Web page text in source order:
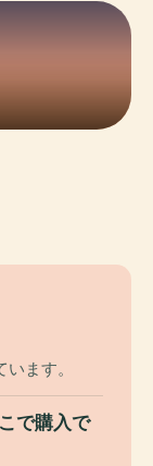
ます。
で購入で